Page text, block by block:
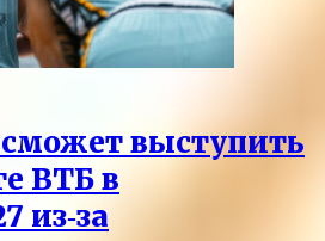
выступить
ВТБ в
из‑за